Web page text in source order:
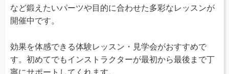
など鍛えたいパーツや目的に合わせた多彩なレッスンが
開催中です。
効果を体感できる体験レッスン・見学会がおすすめで
す。初めてでもインストラクターが最初から最後まで丁
寧にサポートしてくれます。